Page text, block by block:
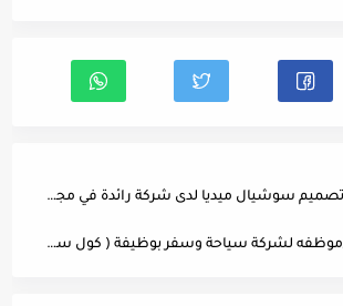
مطلوب موظفة تصميم سوشيال ميديا لدى شركة رائدة في مجال الخدمات اللوجستية والبريدية
مطلوب موظف/موظفه لشركة سياحة وسفر بوظيفة ( كول سنتر ) بوظيفه حجز ومبيعات